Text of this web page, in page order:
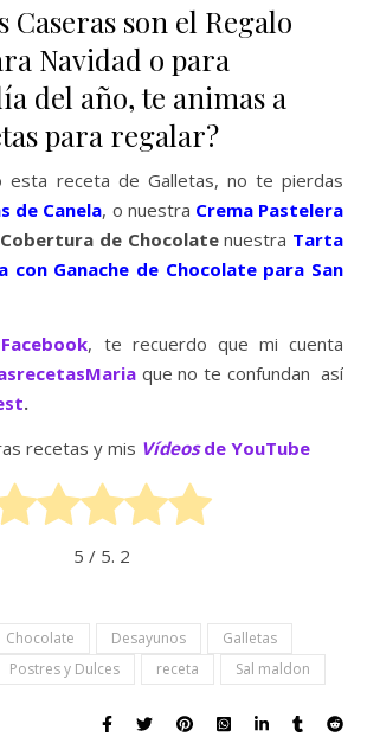
Caseras son el Regalo
Navidad o para
del año, te animas a
para regalar?
esta receta de Galletas, no te pierdas
de Canela, o nuestra Crema Pastelera
Cobertura de Chocolatenuestra Tarta
con Ganache de Chocolate para San
Facebook, te recuerdo que mi cuenta
que no te confundan así
.
recetas y mis Vídeosde YouTube
5 / 5. 2
Chocolate Desayunos
Galletas
Postres y Dulces receta Sal maldon